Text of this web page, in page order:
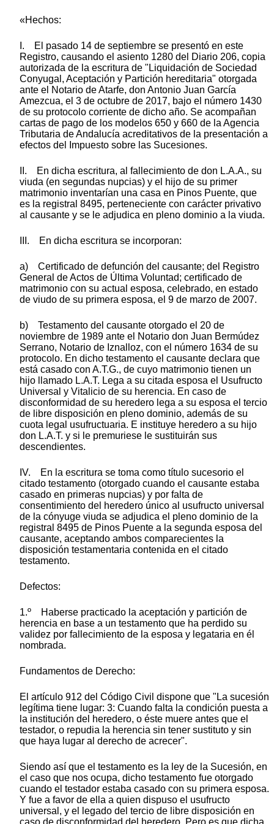
«Hechos:
I. El pasado 14 de septiembre se presentó en este
Registro, causando el asiento 1280 del Diario 206, copia
autorizada de la escritura de "Liquidación de Sociedad
Conyugal, Aceptación y Partición hereditaria" otorgada
ante el Notario de Atarfe, don Antonio Juan García
Amezcua, el 3 de octubre de 2017, bajo el número 1430
de su protocolo corriente de dicho año. Se acompañan
cartas de pago de los modelos 650 y 660 de la Agencia
Tributaria de Andalucía acreditativos de la presentación a
efectos del Impuesto sobre las Sucesiones.
II. En dicha escritura, al fallecimiento de don L.A.A., su
viuda (en segundas nupcias) y el hijo de su primer
matrimonio inventarían una casa en Pinos Puente, que
es la registral 8495, perteneciente con carácter privativo
al causante y se le adjudica en pleno dominio a la viuda.
III. En dicha escritura se incorporan:
a) Certificado de defunción del causante; del Registro
General de Actos de Última Voluntad; certificado de
matrimonio con su actual esposa, celebrado, en estado
de viudo de su primera esposa, el 9 de marzo de 2007.
b) Testamento del causante otorgado el 20 de
noviembre de 1989 ante el Notario don Juan Bermúdez
Serrano, Notario de Iznalloz, con el número 1634 de su
protocolo. En dicho testamento el causante declara que
está casado con A.T.G., de cuyo matrimonio tienen un
hijo llamado L.A.T. Lega a su citada esposa el Usufructo
Universal y Vitalicio de su herencia. En caso de
disconformidad de su heredero lega a su esposa el tercio
de libre disposición en pleno dominio, además de su
cuota legal usufructuaria. E instituye heredero a su hijo
don L.A.T. y si le premuriese le sustituirán sus
descendientes.
IV. En la escritura se toma como título sucesorio el
citado testamento (otorgado cuando el causante estaba
casado en primeras nupcias) y por falta de
consentimiento del heredero único al usufructo universal
de la cónyuge viuda se adjudica el pleno dominio de la
registral 8495 de Pinos Puente a la segunda esposa del
causante, aceptando ambos comparecientes la
disposición testamentaria contenida en el citado
testamento.
Defectos:
1.º Haberse practicado la aceptación y partición de
herencia en base a un testamento que ha perdido su
validez por fallecimiento de la esposa y legataria en él
nombrada.
Fundamentos de Derecho:
El artículo 912 del Código Civil dispone que "La sucesión
legítima tiene lugar: 3: Cuando falta la condición puesta a
la institución del heredero, o éste muere antes que el
testador, o repudia la herencia sin tener sustituto y sin
que haya lugar al derecho de acrecer".
Siendo así que el testamento es la ley de la Sucesión, en
el caso que nos ocupa, dicho testamento fue otorgado
cuando el testador estaba casado con su primera esposa.
Y fue a favor de ella a quien dispuso el usufructo
universal, y el legado del tercio de libre disposición en
caso de disconformidad del heredero. Pero es que dicha